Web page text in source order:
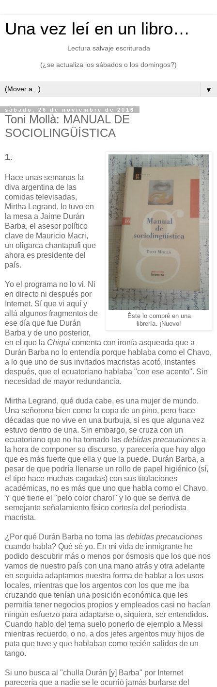
Una vez leí en un libro…
Lectura salvaje escriturada
(¿se actualiza los sábados o los domingos?)
▼
sábado, 26 de noviembre de 2016
Toni Mollà: MANUAL DE
SOCIOLINGÜÍSTICA
Éste lo compré en una
librería. ¡Nuevo!
1.
Hace unas semanas la
diva argentina de las
comidas televisadas,
Mirtha Legrand, lo tuvo en
la mesa a Jaime Durán
Barba, el asesor político
clave de Mauricio Macri,
un oligarca chantapufi que
ahora es presidente del
país.
Yo el programa no lo vi. Ni
en directo ni después por
Internet. Sí que vi aquí y
allá algunos fragmentos de
ese día que fue Durán
Barba y de uno posterior,
en el que la Chiqui comenta con ironía asqueada que a
Durán Barba no lo entendía porque hablaba como el Chavo,
a lo que uno de sus invitados macristas acotó, instantes
después, que el ecuatoriano hablaba "con ese acento". Sin
necesidad de mayor redundancia.
Mirtha Legrand, qué duda cabe, es una mujer de mundo.
Una señorona bien como la copa de un pino, pero hace
décadas que no vive en una burbuja, si es que alguna vez
estuvo dentro de una. Sin embargo, se cruza con un
ecuatoriano que no ha tomado las debidas precauciones a
la hora de componer su discurso, y parecería que hay algo
que es más fuerte que ella y que la puede. Durán Barba, a
pesar de que podría llenarse un rollo de papel higiénico (sí,
el tipo hace muchas cagadas) con sus titulaciones
académicas, no es más que uno que habla como el Chavo.
Y que tiene el "pelo color charol" y lo que se deriva de
semejante señalamiento físico cortesía del periodista
macrista.
¿Por qué Durán Barba no toma las debidas precauciones
cuando habla? Qué sé yo. En mi vida de inmigrante he
podido descubrir más o menos por ósmosis que los que nos
vamos de nuestro país con una mano atrás y otra adelante
en seguida adaptamos nuestra forma de hablar a los usos
locales, mientras que los argentos con los que me iba
cruzando que tenían una posición económica que les
permitía tener negocios propios y empleados casi no hacían
ningún esfuerzo para adaptarse o, siquiera, ser entendidos.
Cuando hablo del tema suelo ponerlo de ejemplo a Messi
mientras recuerdo, o no, a dos jefes argentos muy hijos de
puta que tuve y que hablaban como recién salidos de un
tango.
Si uno busca al "chulla Durán [y] Barba" por Internet
parecería que a nadie se le ocurrió jamás burlarse del